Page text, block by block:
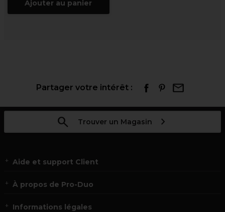
Ajouter au panier
Partager votre intérêt :
Trouver un Magasin
Aide et support Client
À propos de Pro-Duo
Informations légales